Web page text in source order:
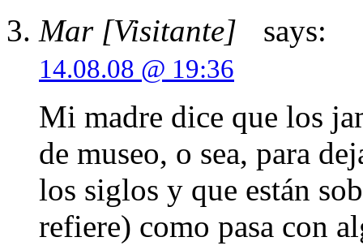
Mar [Visitante]
says:
14.08.08 @ 19:36
Mi madre dice que los
de museo, o sea, para
los siglos y que están
refiere) como pasa con